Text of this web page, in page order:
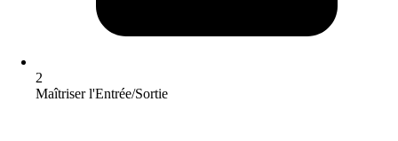
2
Maîtriser l'Entrée/Sortie